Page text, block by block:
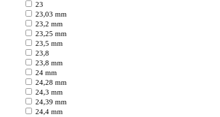
23
23,03 mm
23,2 mm
23,25 mm
23,5 mm
23,8
23,8 mm
24 mm
24,28 mm
24,3 mm
24,39 mm
24,4 mm